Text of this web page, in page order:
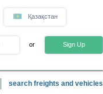
Қазақстан
or Sign Up
search freights and vehicles